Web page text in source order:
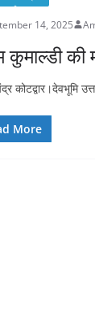
14, 2025
कुमाल्डी की
कोटद्वार।देवभूमि
More